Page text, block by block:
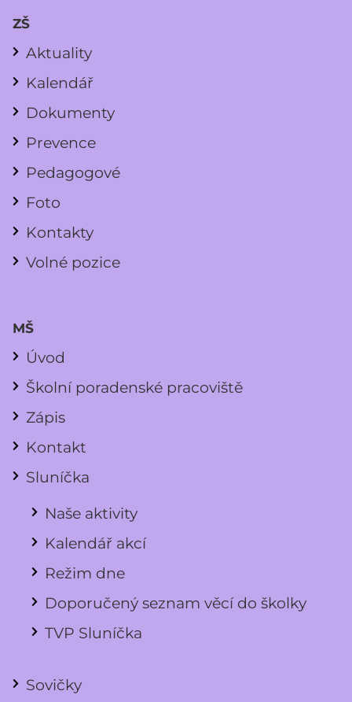
ZŠ
Aktuality
Kalendář
Dokumenty
Prevence
Pedagogové
Foto
Kontakty
Volné pozice
MŠ
Úvod
Školní poradenské pracoviště
Zápis
Kontakt
Sluníčka
Naše aktivity
Kalendář akcí
Režim dne
Doporučený seznam věcí do školky
TVP Sluníčka
Sovičky